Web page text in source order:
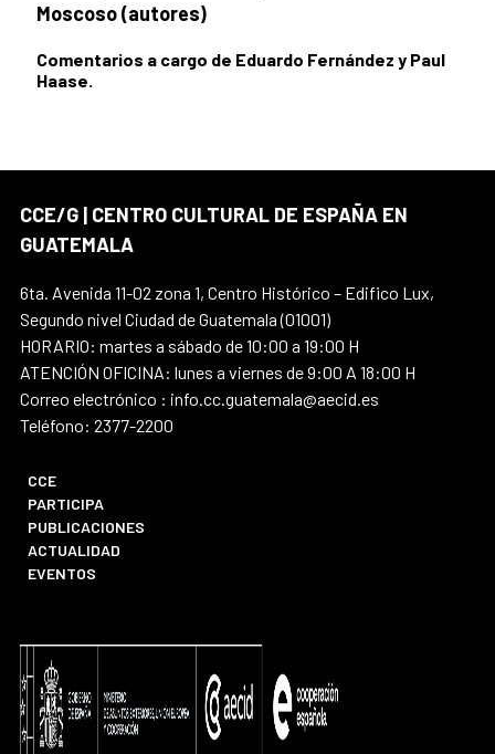
Moscoso (autores)
Comentarios a cargo de Eduardo Fernández y Paul
Haase.
CCE/G | CENTRO CULTURAL DE ESPAÑA EN
GUATEMALA
6ta. Avenida 11-02 zona 1, Centro Histórico – Edifico Lux,
Segundo nivel Ciudad de Guatemala (01001)
HORARIO: martes a sábado de 10:00 a 19:00 H
ATENCIÓN OFICINA: lunes a viernes de 9:00 A 18:00 H
Correo electrónico : info.cc.guatemala@aecid.es
Teléfono: 2377-2200
CCE
PARTICIPA
PUBLICACIONES
ACTUALIDAD
EVENTOS